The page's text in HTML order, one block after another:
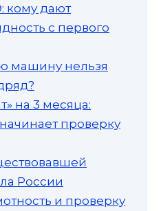
кому дают
с первого
машину нельзя
на 3 месяца:
проверку
России
и проверку